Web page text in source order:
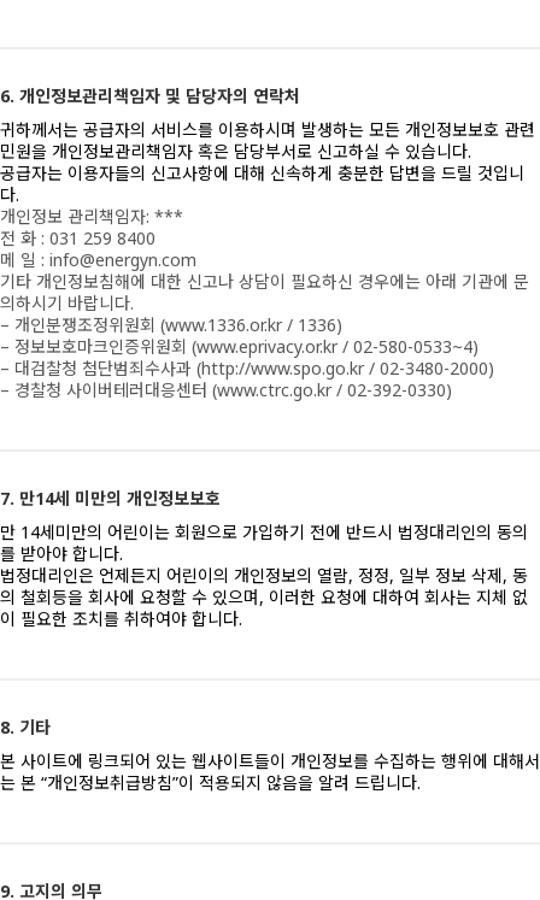
6. 개인정보관리책임자 및 담당자의 연락처
귀하께서는 공급자의 서비스를 이용하시며 발생하는 모든 개인정보보호 관련
민원을 개인정보관리책임자 혹은 담당부서로 신고하실 수 있습니다.
공급자는 이용자들의 신고사항에 대해 신속하게 충분한 답변을 드릴 것입니
다.
개인정보 관리책임자: ***
전 화 : 031 259 8400
메 일 : info@energyn.com
기타 개인정보침해에 대한 신고나 상담이 필요하신 경우에는 아래 기관에 문
의하시기 바랍니다.
– 개인분쟁조정위원회 (www.1336.or.kr / 1336)
– 정보보호마크인증위원회 (www.eprivacy.or.kr / 02-580-0533~4)
– 대검찰청 첨단범죄수사과 (http://www.spo.go.kr / 02-3480-2000)
– 경찰청 사이버테러대응센터 (www.ctrc.go.kr / 02-392-0330)
7. 만14세 미만의 개인정보보호
만 14세미만의 어린이는 회원으로 가입하기 전에 반드시 법정대리인의 동의
를 받아야 합니다.
법정대리인은 언제든지 어린이의 개인정보의 열람, 정정, 일부 정보 삭제, 동
의 철회등을 회사에 요청할 수 있으며, 이러한 요청에 대하여 회사는 지체 없
이 필요한 조치를 취하여야 합니다.
8. 기타
본 사이트에 링크되어 있는 웹사이트들이 개인정보를 수집하는 행위에 대해서
는 본 “개인정보취급방침”이 적용되지 않음을 알려 드립니다.
9. 고지의 의무